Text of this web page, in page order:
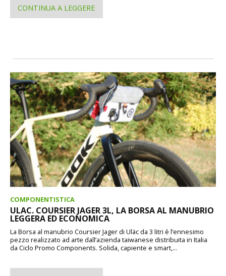
CONTINUA A LEGGERE
COMPONENTISTICA
ULAC. COURSIER JAGER 3L, LA BORSA AL MANUBRIO
LEGGERA ED ECONOMICA
La Borsa al manubrio Coursier Jager di Uläc da 3 litri è l’ennesimo
pezzo realizzato ad arte dall’azienda taiwanese distribuita in Italia
da Ciclo Promo Components. Solida, capiente e smart,...